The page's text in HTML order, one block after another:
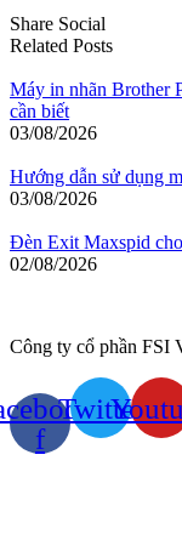
Share Social
Related Posts
Máy in nhãn Brother
cần biết
03/08/2026
Hướng dẫn sử dụng
03/08/2026
Đèn Exit Maxspid
02/08/2026
Công ty cổ phần FSI
f
Twitter